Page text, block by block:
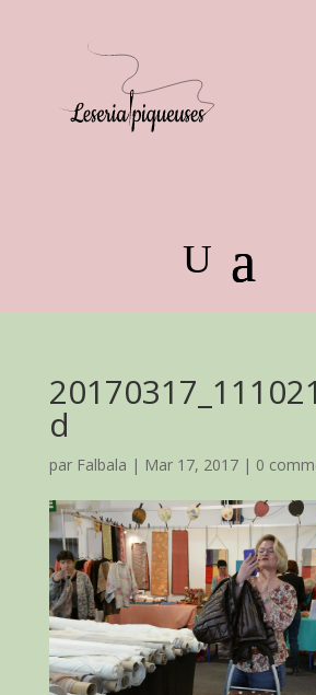
d
par Falbala | Mar 17, 2017| 0